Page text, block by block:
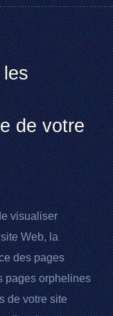
les
de votre
visualiser
Web, la
des pages
pages orphelines
de votre site